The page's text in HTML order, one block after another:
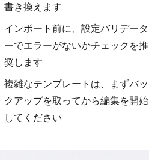
書き換えます
インポート前に、設定バリデータ
ーでエラーがないかチェックを推
奨します
複雑なテンプレートは、まずバッ
クアップを取ってから編集を開始
してください